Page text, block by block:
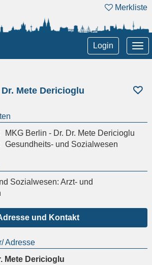
Merkliste
Login
Mete Dericioglu
MKG Berlin - Dr. Dr. Mete Dericioglu
Gesundheits- und Sozialwesen
Sozialwesen: Arzt- und
und Kontakt
Adresse
Mete Dericioglu